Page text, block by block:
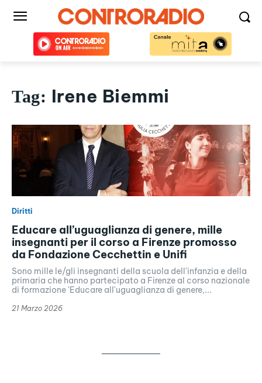
Tag: Irene Biemmi
Diritti
Educare all’uguaglianza di genere, mille
insegnanti per il corso a Firenze promosso
da Fondazione Cecchettin e Unifi
Sono mille le/gli insegnanti della scuola dell'infanzia e della
primaria che hanno partecipato a Firenze al corso nazionale
di formazione 'Educare all'uguaglianza di genere,...
21 Marzo 2026